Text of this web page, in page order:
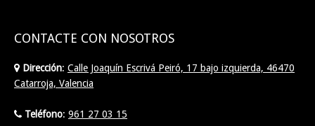
CONTACTE CON NOSOTROS
Dirección: Calle Joaquín Escrivá Peiró, 17 bajo izquierda, 46470
Catarroja, Valencia
Teléfono: 961 27 03 15